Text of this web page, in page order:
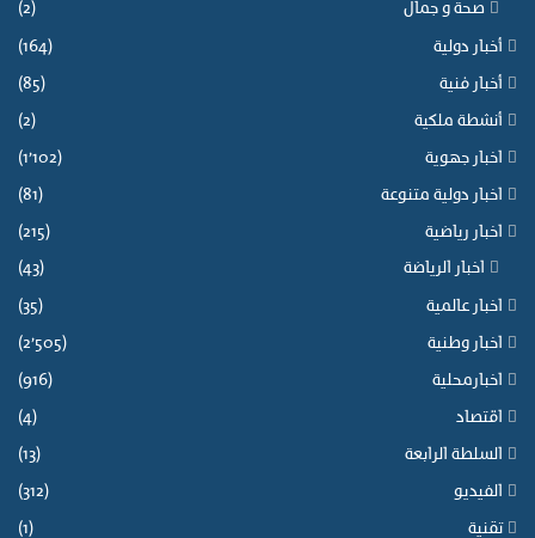
صحة و جمال (2)
أخبار دولية (164)
أخبار فنية (85)
أنشطة ملكية (2)
اخبار جهوية (1٬102)
اخبار دولية متنوعة (81)
اخبار رياضية (215)
اخبار الرياضة (43)
اخبار عالمية (35)
اخبار وطنية (2٬505)
اخبارمحلية (916)
اقتصاد (4)
السلطة الرابعة (13)
الفيديو (312)
تقنية (1)